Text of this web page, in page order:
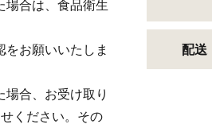
場合は、食品衛生
をお願いいたしま
場合、お受け取り
ください。その
配送